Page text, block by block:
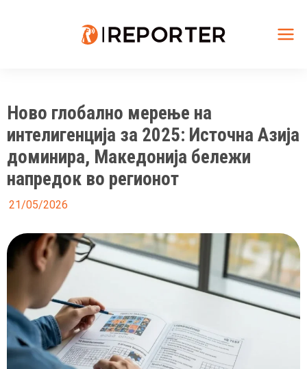
Ново глобално мерење на
интелигенција за 2025: Источна Азија
доминира, Македонија бележи
напредок во регионот
21/05/2026